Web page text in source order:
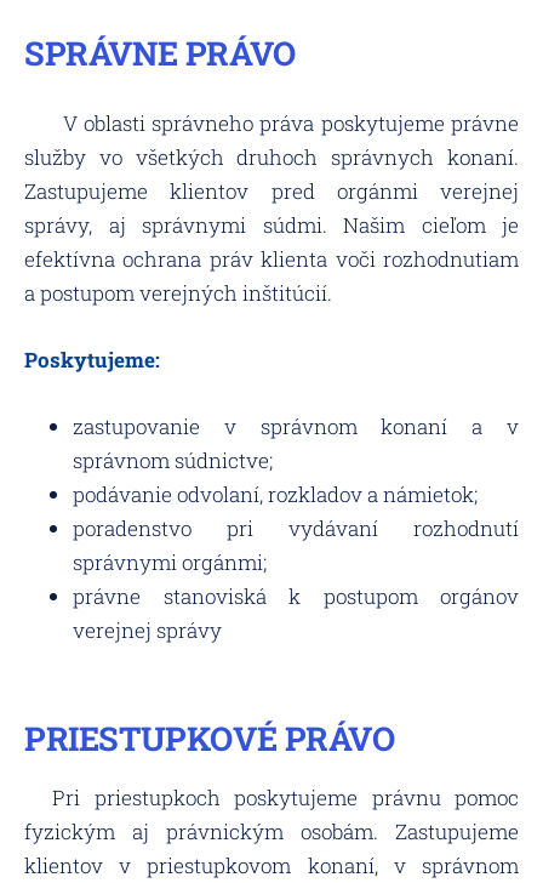
SPRÁVNE PRÁVO
V oblasti správneho práva poskytujeme právne
služby vo všetkých druhoch správnych konaní.
Zastupujeme klientov pred orgánmi verejnej
správy, aj správnymi súdmi. Našim cieľom je
efektívna ochrana práv klienta voči rozhodnutiam
a postupom verejných inštitúcií.
Poskytujeme:
zastupovanie v správnom konaní a v
správnom súdnictve;
podávanie odvolaní, rozkladov a námietok;
poradenstvo pri vydávaní rozhodnutí
správnymi orgánmi;
právne stanoviská k postupom orgánov
verejnej správy
PRIESTUPKOVÉ PRÁVO
Pri priestupkoch poskytujeme právnu pomoc
fyzickým aj právnickým osobám. Zastupujeme
klientov v priestupkovom konaní, v správnom